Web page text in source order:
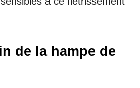
de la hampe de